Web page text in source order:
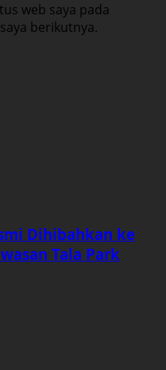
web saya pada
berikutnya.
Dihibahkan ke
Tala Park